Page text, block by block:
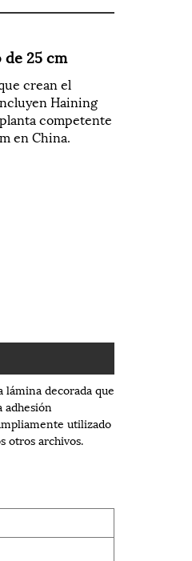
25 cm
crean el
Haining
competente
en China.
decorada que
adhesión
utilizado
otros archivos.